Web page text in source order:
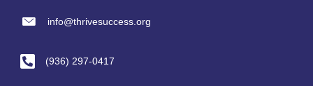
info@thrivesuccess.org
info@thrivesuccess.org
(936) 297-0417